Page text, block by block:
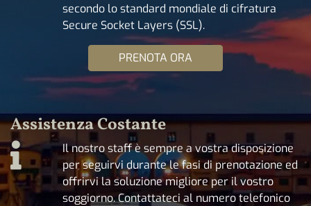
secondo lo standard mondiale di cifratura
Secure Socket Layers (SSL).
PRENOTA ORA
Assistenza Costante
Il nostro staff è sempre a vostra disposizione
per seguirvi durante le fasi di prenotazione ed
offrirvi la soluzione migliore per il vostro
soggiorno. Contattateci al numero telefonico